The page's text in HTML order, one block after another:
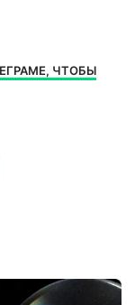
ЧТОБЫ